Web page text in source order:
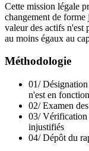
Cette mission légale
changement de
valeur des actifs n'est
au moins égaux au
Méthodologie
01/
n'est en
02/ Examen
03/ Vérification
injustifiés
04/ Dépôt du